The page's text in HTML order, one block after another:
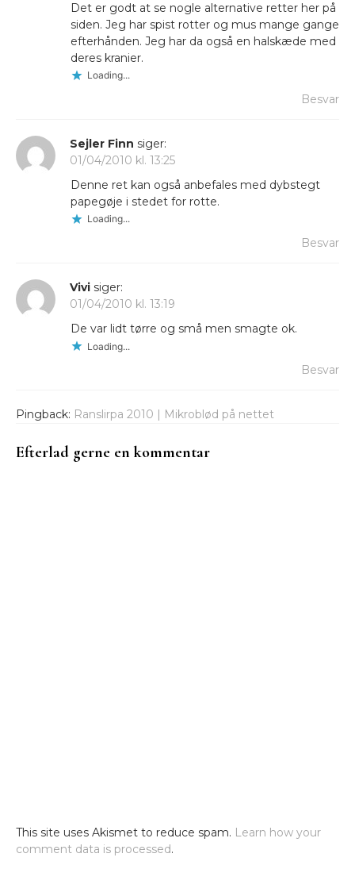
Det er godt at se nogle alternative retter her på
siden. Jeg har spist rotter og mus mange gange
efterhånden. Jeg har da også en halskæde med
deres kranier.
Loading...
Besvar
Sejler Finn siger:
01/04/2010 kl. 13:25
Denne ret kan også anbefales med dybstegt
papegøje i stedet for rotte.
Loading...
Besvar
Vivi siger:
01/04/2010 kl. 13:19
De var lidt tørre og små men smagte ok.
Loading...
Besvar
Pingback: Ranslirpa 2010 | Mikroblød på nettet
Efterlad gerne en kommentar
This site uses Akismet to reduce spam. Learn how your
comment data is processed.